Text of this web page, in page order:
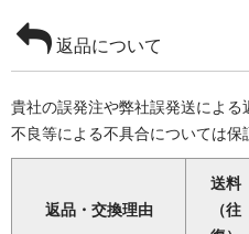
返品について
貴社の誤発注や弊社誤発送によ
不良等による不具合については保
返品・交換理由
送料
（往